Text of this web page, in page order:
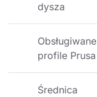
dysza
Obsługiwane
profile Prusa
Średnica